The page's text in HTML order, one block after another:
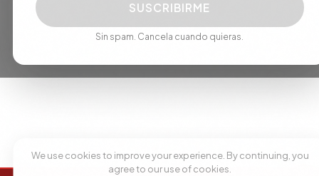
We use cookies to improve your experience. By continuing, you
SUSCRIBIRME
Sin spam. Cancela cuando quieras.